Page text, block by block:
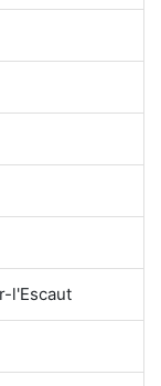
l'Escaut